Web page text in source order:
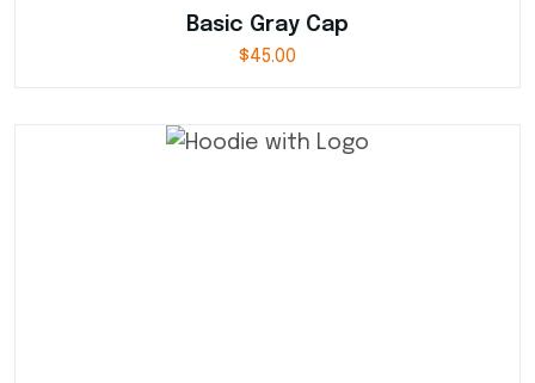
Basic Gray Cap
$45.00